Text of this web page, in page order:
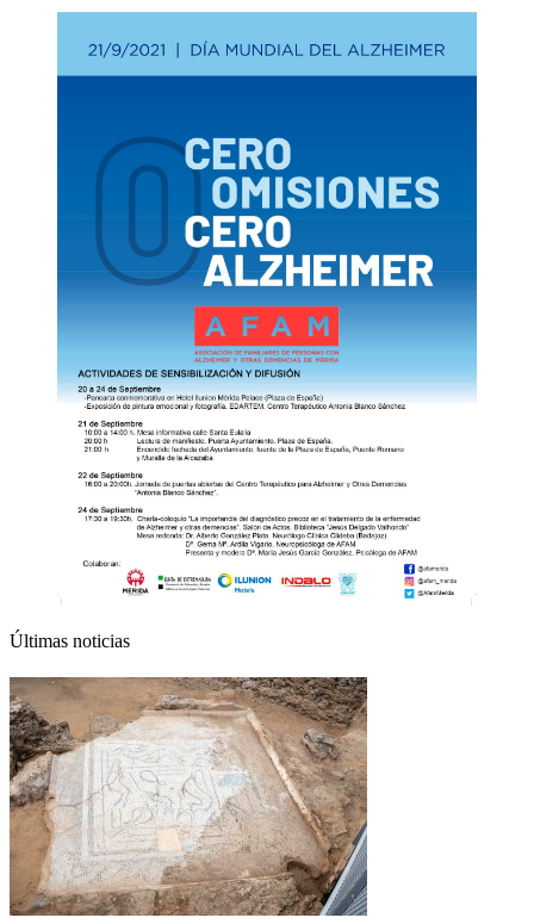
Últimas noticias